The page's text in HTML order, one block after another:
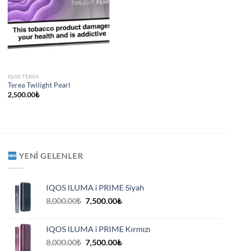
IQOS TEREA
Terea Twilight Pearl
2,500.00₺
YENI GELENLER
IQOS ILUMA i PRIME Siyah
8,000.00₺ Orijinal
7,500.00₺Şu
7,500.00₺.
IQOS ILUMA i PRIME Kırmızı
8,000.00₺ Orijinal
7,500.00₺Şu